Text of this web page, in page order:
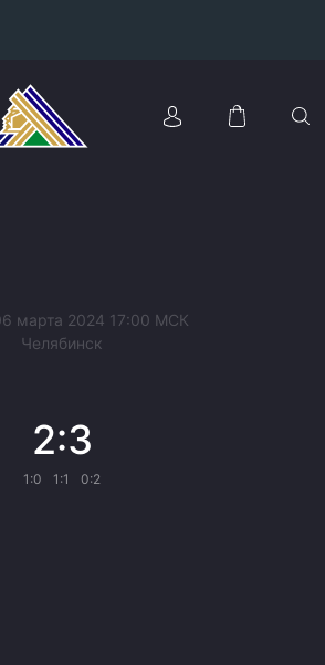
марта 2024 17:00 МСК
Челябинск
2:3
1:0 1:1 0:2